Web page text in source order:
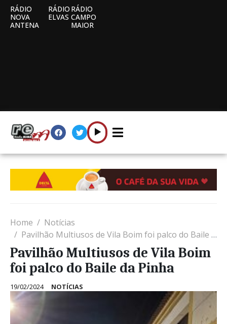
RÁDIO
NOVA
ANTENA
RÁDIO
ELVAS
RÁDIO
CAMPO
MAIOR
Home
Notícias
Pavilhão Multiusos de Vila Boim foi palco do Baile da Pinha
Pavilhão Multiusos de Vila Boim
foi palco do Baile da Pinha
19/02/2024 NOTÍCIAS